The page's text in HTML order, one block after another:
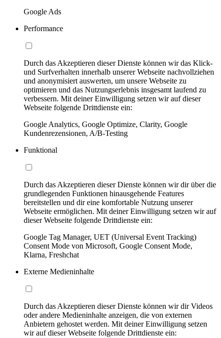
Google Ads
Performance
Durch das Akzeptieren dieser Dienste können wir das Klick-
und Surfverhalten innerhalb unserer Webseite nachvollziehen
und anonymisiert auswerten, um unsere Webseite zu
optimieren und das Nutzungserlebnis insgesamt laufend zu
verbessern. Mit deiner Einwilligung setzen wir auf dieser
Webseite folgende Drittdienste ein:
Google Analytics, Google Optimize, Clarity, Google
Kundenrezensionen, A/B-Testing
Funktional
Durch das Akzeptieren dieser Dienste können wir dir über die
grundlegenden Funktionen hinausgehende Features
bereitstellen und dir eine komfortable Nutzung unserer
Webseite ermöglichen. Mit deiner Einwilligung setzen wir auf
dieser Webseite folgende Drittdienste ein:
Google Tag Manager, UET (Universal Event Tracking)
Consent Mode von Microsoft, Google Consent Mode,
Klarna, Freshchat
Externe Medieninhalte
Durch das Akzeptieren dieser Dienste können wir dir Videos
oder andere Medieninhalte anzeigen, die von externen
Anbietern gehostet werden. Mit deiner Einwilligung setzen
wir auf dieser Webseite folgende Drittdienste ein: